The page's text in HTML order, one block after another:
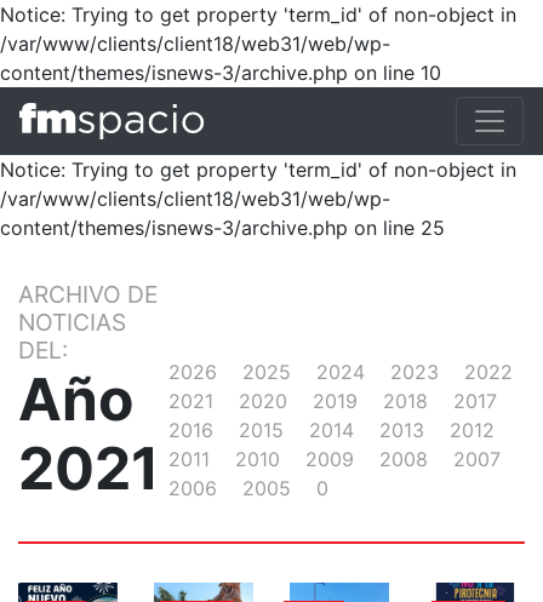
Notice: Trying to get property 'term_id' of non-object in
/var/www/clients/client18/web31/web/wp-
content/themes/isnews-3/archive.php on line 10
Notice: Trying to get property 'term_id' of non-object in
/var/www/clients/client18/web31/web/wp-
content/themes/isnews-3/archive.php on line 25
ARCHIVO DE
NOTICIAS
DEL:
Año
2021
2026 2025 2024 2023
2022
2021
2020 2019 2018
2017
2016
2015 2014 2013
2012
2011
2010 2009 2008
2007
2006
2005 0